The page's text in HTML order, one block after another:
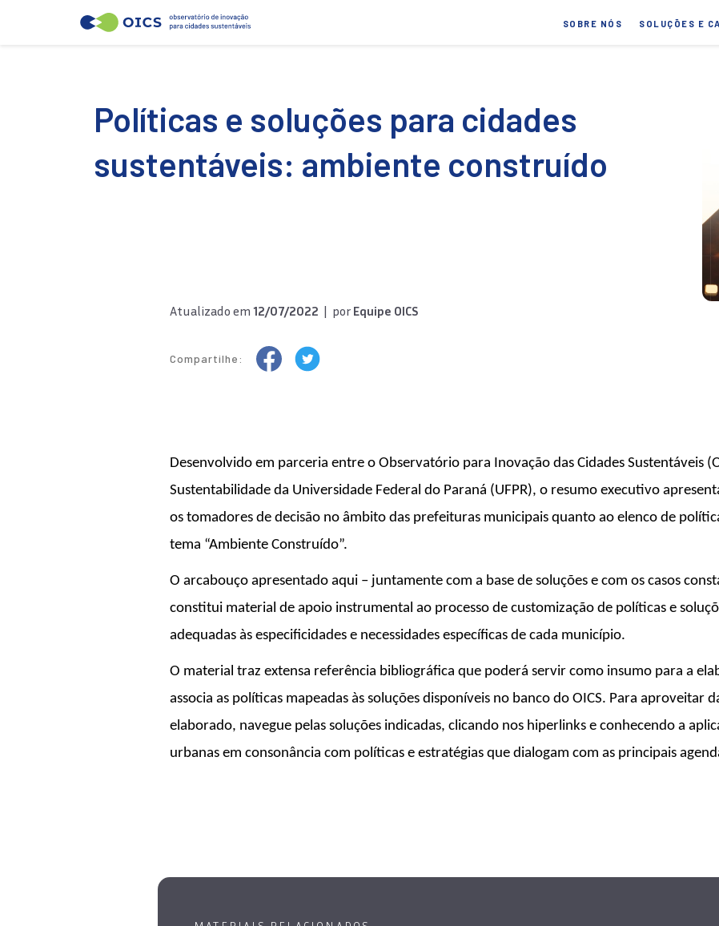
SOBRE NÓS SOLUÇÕES E
Políticas e soluções para cidades
sustentáveis: ambiente construído
Atualizado em 12/07/2022 | por Equipe OICS
Compartilhe:
Desenvolvido em parceria entre o Observatório para Inovação das Cidades Sustentáveis
Sustentabilidade da Universidade Federal do Paraná (UFPR), o resumo executivo
os tomadores de decisão no âmbito das prefeituras municipais quanto ao elenco de
tema “Ambiente Construído”.
O arcabouço apresentado aqui – juntamente com a base de soluções e com os casos
constitui material de apoio instrumental ao processo de customização de políticas e
adequadas às especificidades e necessidades específicas de cada município.
O material traz extensa referência bibliográfica que poderá servir como insumo para a
associa as políticas mapeadas às soluções disponíveis no banco do OICS. Para aproveitar
elaborado, navegue pelas soluções indicadas, clicando nos hiperlinks e conhecendo a
urbanas em consonância com políticas e estratégias que dialogam com as principais